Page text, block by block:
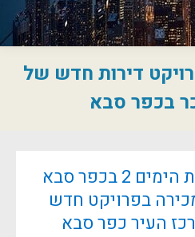
דירות חדש של
בכפר סבא
הבית בשדרה, ששת הימים 2 בכפר סבא
בפרויקט חדש
העיר כפר סבא